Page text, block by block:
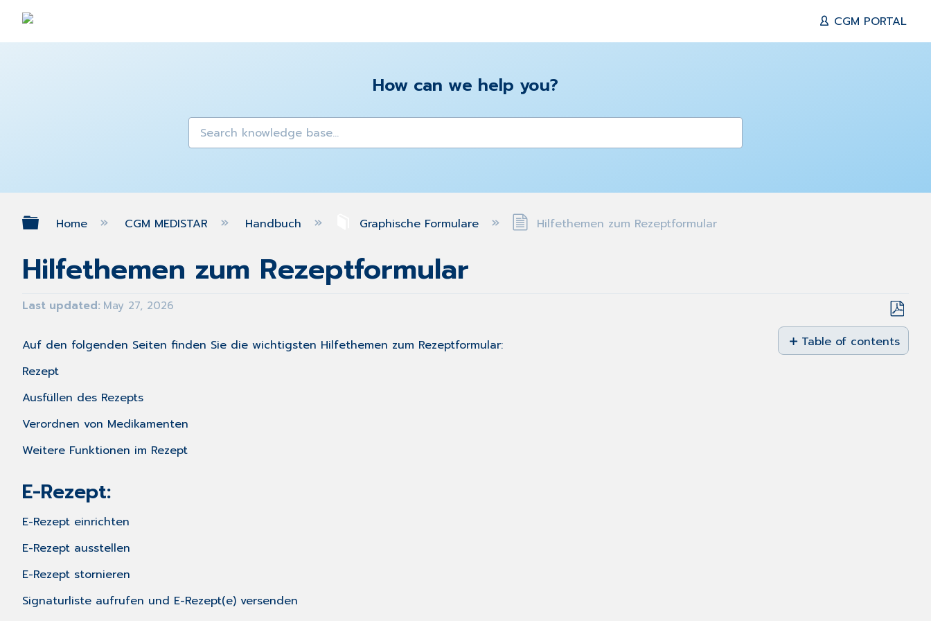
CGM PORTAL
How can we help you?
Expand/collapse global hierarchy
Home CGM MEDISTAR Handbuch Graphische Formulare Hilfethemen zum Rezeptformular
Hilfethemen zum Rezeptformular
Last updated May 27, 2026
Save
as
PDF
Table of contents
Auf den folgenden Seiten finden Sie die wichtigsten Hilfethemen zum Rezeptformular:
Rezept
Ausfüllen des Rezepts
Verordnen von Medikamenten
Weitere Funktionen im Rezept
E-Rezept:
E-Rezept einrichten
E-Rezept ausstellen
E-Rezept stornieren
Signaturliste aufrufen und E-Rezept(e) versenden